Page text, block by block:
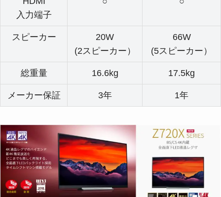
入力端子
スピーカー
20W
(2スピーカー）
66W
(5スピーカー）
総重量 16.6kg 17.5kg
メーカー保証 3年 1年